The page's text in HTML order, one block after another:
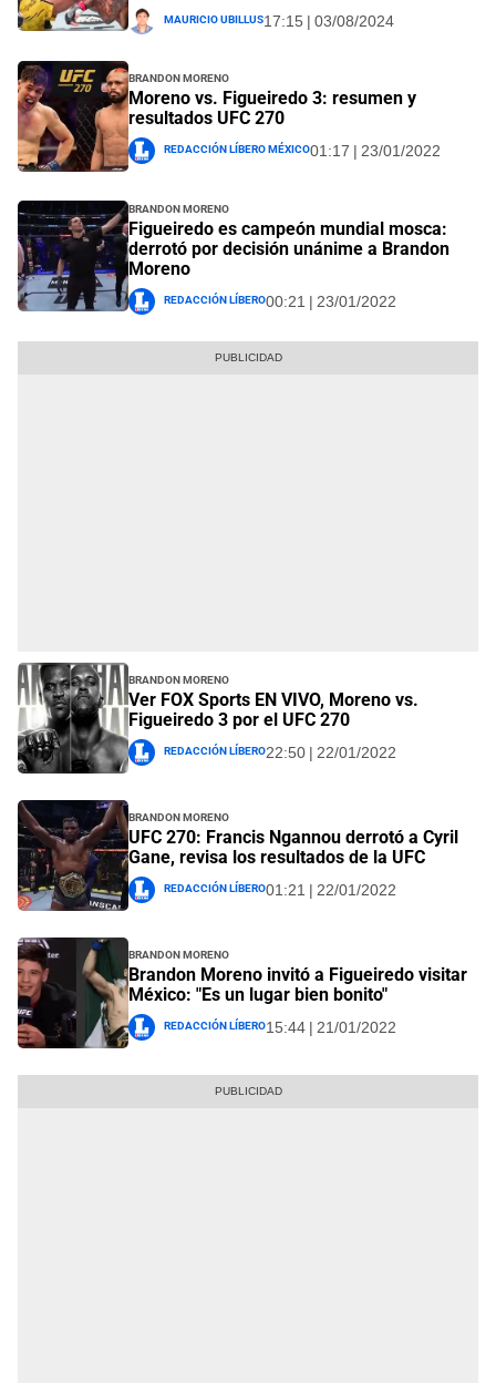
Mauricio Ubillus17:15 | 03/08/2024
Brandon Moreno
Moreno vs. Figueiredo 3: resumen y
resultados UFC 270
Redacción Líbero México01:17 | 23/01/2022
Brandon Moreno
Figueiredo es campeón mundial mosca:
derrotó por decisión unánime a Brandon
Moreno
Redacción Líbero00:21 | 23/01/2022
Brandon Moreno
Ver FOX Sports EN VIVO, Moreno vs.
Figueiredo 3 por el UFC 270
Redacción Líbero22:50 | 22/01/2022
Brandon Moreno
UFC 270: Francis Ngannou derrotó a Cyril
Gane, revisa los resultados de la UFC
Redacción Líbero01:21 | 22/01/2022
Brandon Moreno
Brandon Moreno invitó a Figueiredo visitar
México: "Es un lugar bien bonito"
Redacción Líbero15:44 | 21/01/2022